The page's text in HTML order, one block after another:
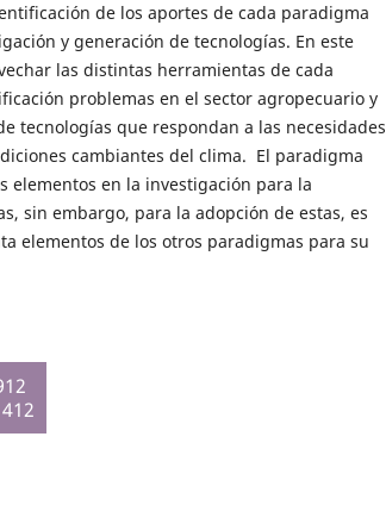
de los aportes de cada paradigma
y generación de tecnologías. En este
las distintas herramientas de cada
problemas en el sector agropecuario y
tecnologías que respondan a las necesidades
cambiantes del clima. El paradigma
elementos en la investigación para la
sin embargo, para la adopción de estas, es
elementos de los otros paradigmas para su